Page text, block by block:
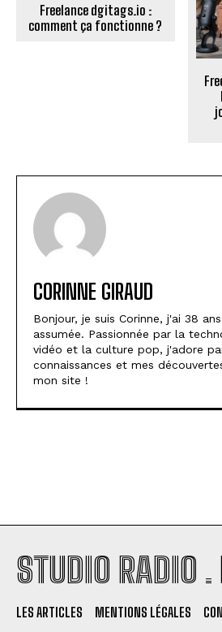
Freelance dgitags.io :
comment ça fonctionne ?
CORINNE GIRAUD
Bonjour, je suis Corinne, j'ai 38
assumée. Passionnée par la
vidéo et la culture pop, j'adore
connaissances et mes
mon site !
STUDIO RADIO .
LES ARTICLES MENTIONS LÉGALES